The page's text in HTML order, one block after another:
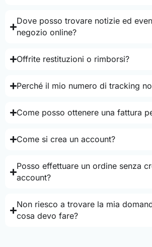
Dove posso trovare notizie ed
negozio online?
Offrite restituzioni o rimborsi?
Perché il mio numero di tracking
Come posso ottenere una fattura
Come si crea un account?
Posso effettuare un ordine senza
account?
Non riesco a trovare la mia
cosa devo fare?